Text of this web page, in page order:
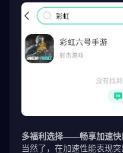
多福利选择——畅享加速快
当然了，在加速性能表现